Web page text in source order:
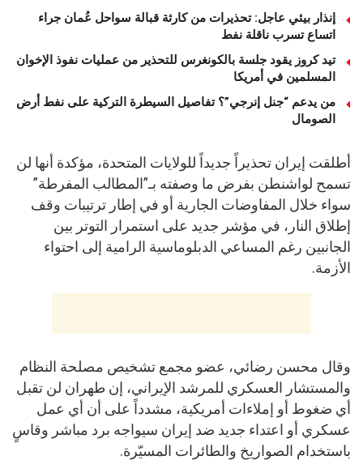
إنذار بيئي عاجل: تحذيرات من كارثة قبالة سواحل عُمان جراء
اتساع تسرب ناقلة نفط
تيد كروز يقود جلسة بالكونغرس للتحذير من عمليات نفوذ الإخوان
المسلمين في أمريكا
من يدعم “جنل إنرجي”؟ تفاصيل السيطرة التركية على نفط أرض
الصومال
أطلقت إيران تحذيراً جديداً للولايات المتحدة، مؤكدة أنها لن
تسمح لواشنطن بفرض ما وصفته بـ”المطالب المفرطة”
سواء خلال المفاوضات الجارية أو في إطار ترتيبات وقف
إطلاق النار، في مؤشر جديد على استمرار التوتر بين
الجانبين رغم المساعي الدبلوماسية الرامية إلى احتواء
الأزمة.
وقال محسن رضائي، عضو مجمع تشخيص مصلحة النظام
والمستشار العسكري للمرشد الإيراني، إن طهران لن تقبل
أي ضغوط أو إملاءات أمريكية، مشدداً على أن أي عمل
عسكري أو اعتداء جديد ضد إيران سيواجه برد مباشر وقاسٍ
باستخدام الصواريخ والطائرات المسيّرة.